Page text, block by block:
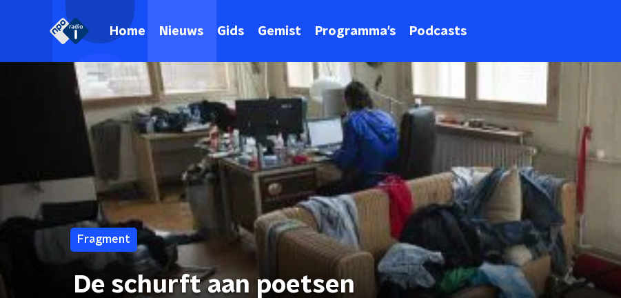
Home Nieuws Gids Gemist Programma's Podcasts
Fragment
De schurft aan poetsen